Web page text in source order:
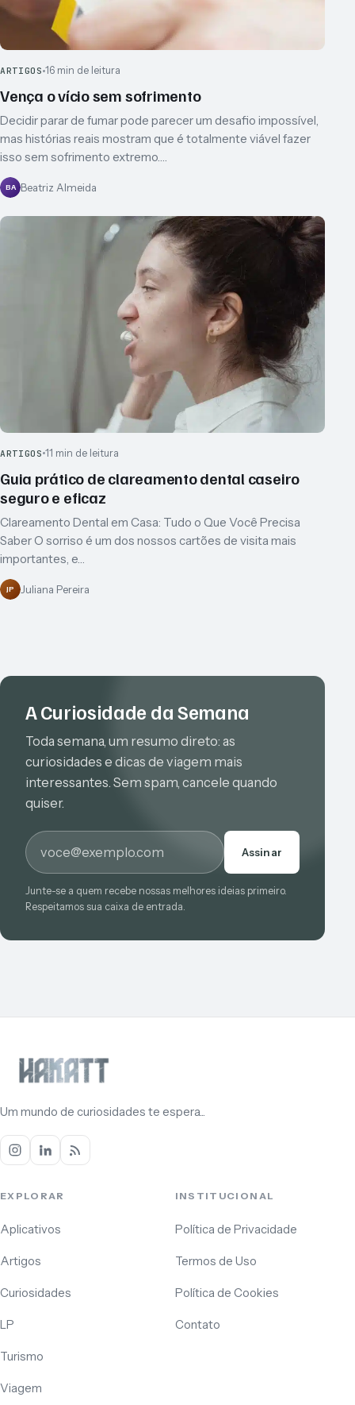
ARTIGOS 16 min de leitura
Vença o vício sem sofrimento
Decidir parar de fumar pode parecer um desafio impossível,
mas histórias reais mostram que é totalmente viável fazer
isso sem sofrimento extremo.…
BA Beatriz Almeida
ARTIGOS 11 min de leitura
Guia prático de clareamento dental caseiro
seguro e eficaz
Clareamento Dental em Casa: Tudo o Que Você Precisa
Saber O sorriso é um dos nossos cartões de visita mais
importantes, e…
JP Juliana Pereira
A Curiosidade da Semana
Toda semana, um resumo direto: as
curiosidades e dicas de viagem mais
interessantes. Sem spam, cancele quando
quiser.
E-mail
Assinar
Junte-se a quem recebe nossas melhores ideias primeiro.
Respeitamos sua caixa de entrada.
Um mundo de curiosidades te espera...
EXPLORAR
Aplicativos
Artigos
Curiosidades
LP
Turismo
Viagem
INSTITUCIONAL
Política de Privacidade
Termos de Uso
Política de Cookies
Contato